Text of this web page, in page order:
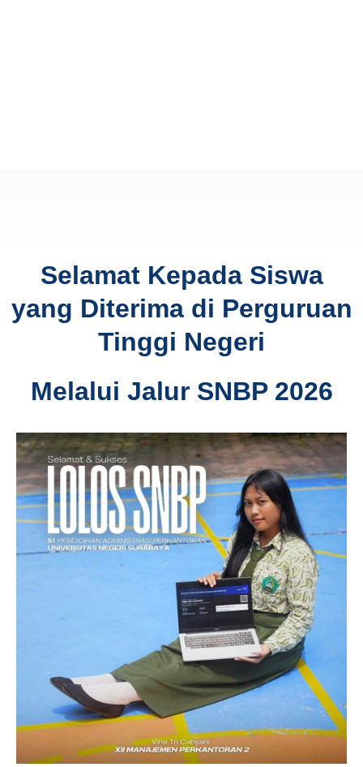
Selamat Kepada Siswa
yang Diterima di Perguruan
Tinggi Negeri
Melalui Jalur SNBP 2026